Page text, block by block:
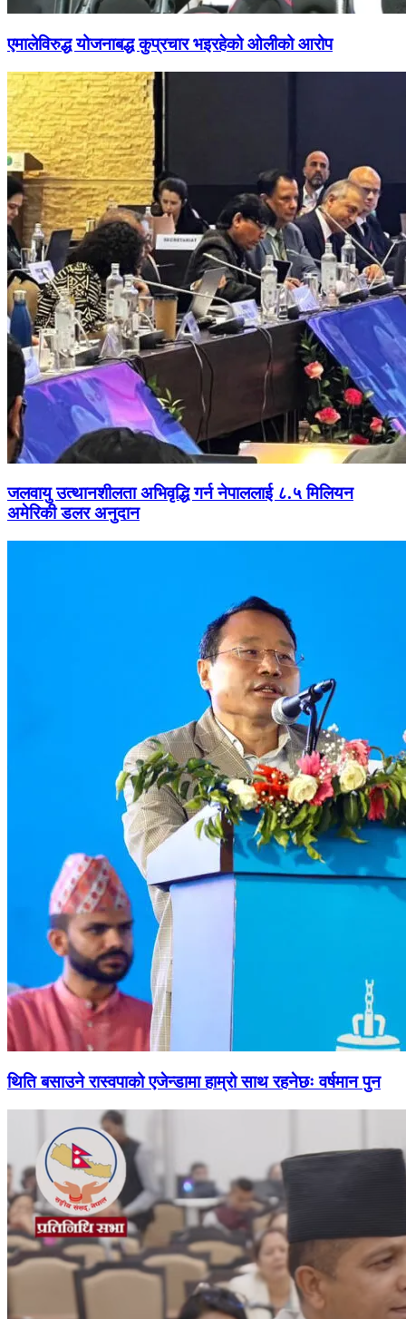
एमालेविरुद्ध योजनाबद्ध कुप्रचार भइरहेको ओलीको आरोप
जलवायु उत्थानशीलता अभिवृद्धि गर्न नेपाललाई ८.५ मिलियन
अमेरिकी डलर अनुदान
थिति बसाउने रास्वपाको एजेन्डामा हाम्रो साथ रहनेछः वर्षमान पुन